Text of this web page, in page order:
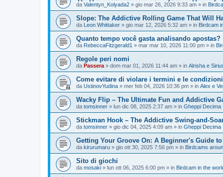
da Valentyn_Kolyada2 » gio mar 26, 2026 9:33 am » in
Slope: The Addictive Rolling Game That Will
da Leon Whittaker » gio mar 12, 2026 5:32 am » in Birdcam
Quanto tempo você gasta analisando apostas?
da RebeccaFitzgerald1 » mar mar 10, 2026 11:00 pm » in
Regole peri nomi
da Passera » dom mar 01, 2026 11:44 am » in Alrisha e
Come evitare di violare i termini e le
da UstinovYudina » mer feb 04, 2026 10:36 pm » in Alex e
Wacky Flip – The Ultimate Fun and Addictive
da tomsinner » lun dic 08, 2025 2:37 am » in Gheppi Decima
Stickman Hook – The Addictive Swing-and-
da tomsinner » gio dic 04, 2025 4:09 am » in Gheppi Decima
Getting Your Groove On: A Beginner's Guide
da kirurumaru » gio ott 30, 2025 7:56 pm » in Birdcams
Sito di giochi
da mosaki » lun ott 06, 2025 6:00 pm » in Birdcam in the